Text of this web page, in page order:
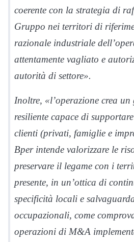
coerente con la strategia di
Gruppo nei territori di
razionale industriale
attentamente vagliato e
autorità di settore».
Inoltre, «l’operazione crea
resiliente capace di
clienti (privati, famiglie e
Bper intende valorizzare le
preservare il legame con i
presente, in un’ottica di
specificità locali e
occupazionali, come
operazioni di M&A